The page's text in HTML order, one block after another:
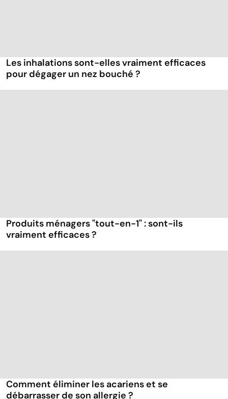
Les inhalations sont-elles vraiment efficaces
pour dégager un nez bouché ?
Produits ménagers "tout-en-1" : sont-ils
vraiment efficaces ?
Comment éliminer les acariens et se
débarrasser de son allergie ?